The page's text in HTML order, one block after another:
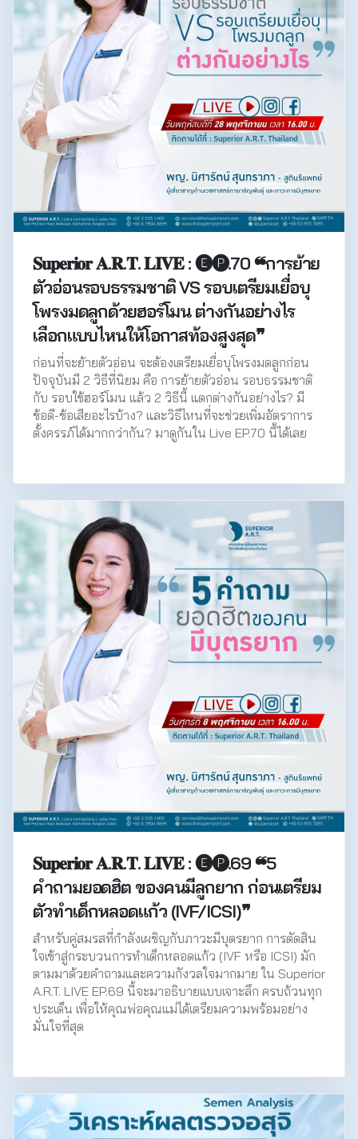
𝐒𝐮𝐩𝐞𝐫𝐢𝐨𝐫 𝐀.𝐑.𝐓. 𝐋𝐈𝐕𝐄 : 🅔🅟.70 ❝การย้าย
ตัวอ่อนรอบธรรมชาติ VS รอบเตรียมเยื่อบุ
โพรงมดลูกด้วยฮอร์โมน ต่างกันอย่างไร
เลือกแบบไหนให้โอกาสท้องสูงสุด❞
ก่อนที่จะย้ายตัวอ่อน จะต้องเตรียมเยื่อบุโพรงมดลูกก่อน
ปัจจุบันมี 2 วิธีที่นิยม คือ การย้ายตัวอ่อน รอบธรรมชาติ
กับ รอบใช้ฮอร์โมน แล้ว 2 วิธีนี้ แตกต่างกันอย่างไร? มี
ข้อดี-ข้อเสียอะไรบ้าง? และวิธีไหนที่จะช่วยเพิ่มอัตราการ
ตั้งครรภ์ได้มากกว่ากัน? มาดูกันใน Live EP.70 นี้ได้เลย
𝐒𝐮𝐩𝐞𝐫𝐢𝐨𝐫 𝐀.𝐑.𝐓. 𝐋𝐈𝐕𝐄 : 🅔🅟.69 ❝5
คำถามยอดฮิต ของคนมีลูกยาก ก่อนเตรียม
ตัวทำเด็กหลอดแก้ว (IVF/ICSI)❞
สำหรับคู่สมรสที่กำลังเผชิญกับภาวะมีบุตรยาก การตัดสิน
ใจเข้าสู่กระบวนการทำเด็กหลอดแก้ว (IVF หรือ ICSI) มัก
ตามมาด้วยคำถามและความกังวลใจมากมาย ใน Superior
A.R.T. LIVE EP.69 นี้จะมาอธิบายแบบเจาะลึก ครบถ้วนทุก
ประเด็น เพื่อให้คุณพ่อคุณแม่ได้เตรียมความพร้อมอย่าง
มั่นใจที่สุด